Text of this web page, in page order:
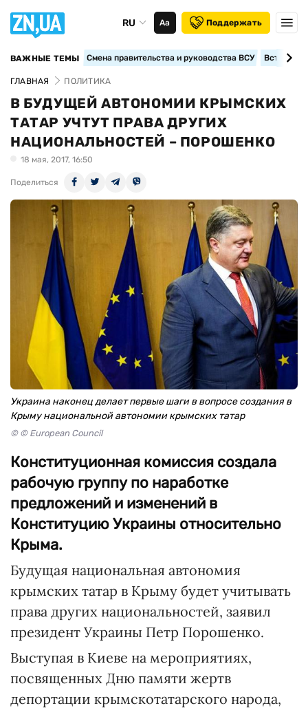
RU Аа Поддержать
ВАЖНЫЕ ТЕМЫ Смена правительства и руководства ВСУ
ГЛАВНАЯ ПОЛИТИКА
В БУДУЩЕЙ АВТОНОМИИ КРЫМСКИХ
ТАТАР УЧТУТ ПРАВА ДРУГИХ
НАЦИОНАЛЬНОСТЕЙ – ПОРОШЕНКО
18 мая, 2017, 16:50
Поделиться
Украина наконец делает первые шаги в вопросе создания в
Крыму национальной автономии крымских татар
© © European Council
Конституционная комиссия создала
рабочую группу по наработке
предложений и изменений в
Конституцию Украины относительно
Крыма.
Будущая национальная автономия
крымских татар в Крыму будет учитывать
права других национальностей, заявил
президент Украины Петр Порошенко.
Выступая в Киеве на мероприятиях,
посвященных Дню памяти жертв
депортации крымскотатарского народа,